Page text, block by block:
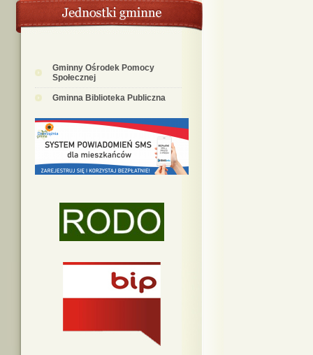
Gminny Ośrodek Pomocy
Społecznej
Gminna Biblioteka Publiczna